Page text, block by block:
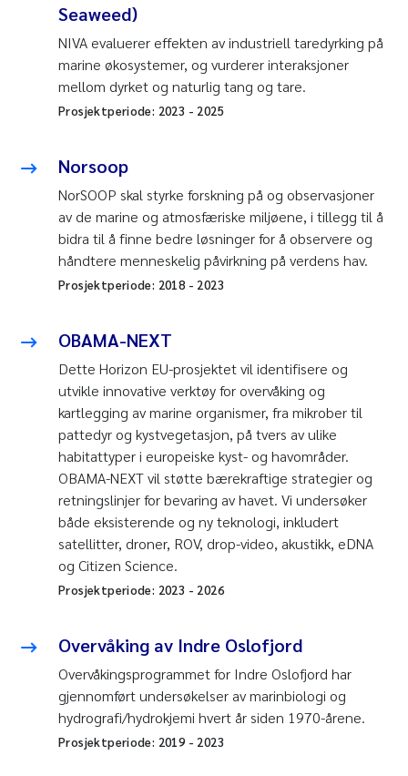
Seaweed)
NIVA evaluerer effekten av industriell taredyrking på
marine økosystemer, og vurderer interaksjoner
mellom dyrket og naturlig tang og tare.
Prosjektperiode: 2023 - 2025
Norsoop
NorSOOP skal styrke forskning på og observasjoner
av de marine og atmosfæriske miljøene, i tillegg til å
bidra til å finne bedre løsninger for å observere og
håndtere menneskelig påvirkning på verdens hav.
Prosjektperiode: 2018 - 2023
OBAMA-NEXT
Dette Horizon EU-prosjektet vil identifisere og
utvikle innovative verktøy for overvåking og
kartlegging av marine organismer, fra mikrober til
pattedyr og kystvegetasjon, på tvers av ulike
habitattyper i europeiske kyst- og havområder.
OBAMA-NEXT vil støtte bærekraftige strategier og
retningslinjer for bevaring av havet. Vi undersøker
både eksisterende og ny teknologi, inkludert
satellitter, droner, ROV, drop-video, akustikk, eDNA
og Citizen Science.
Prosjektperiode: 2023 - 2026
Overvåking av Indre Oslofjord
Overvåkingsprogrammet for Indre Oslofjord har
gjennomført undersøkelser av marinbiologi og
hydrografi/hydrokjemi hvert år siden 1970-årene.
Prosjektperiode: 2019- 2023